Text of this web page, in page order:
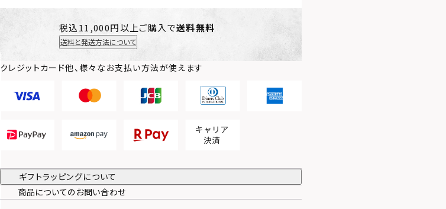
税込11,000円以上ご購入で送料無料
送料と発送方法について
クレジットカード他、様々なお支払い方法が使えます
ギフトラッピングについて
商品についてのお問い合わせ